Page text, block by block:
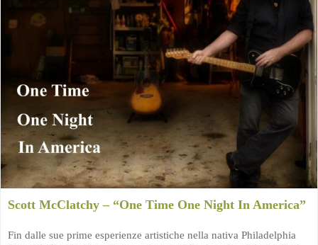
Scott McClatchy – “One Time One Night In America”
Fin dalle sue prime esperienze artistiche nella nativa Philadelphia